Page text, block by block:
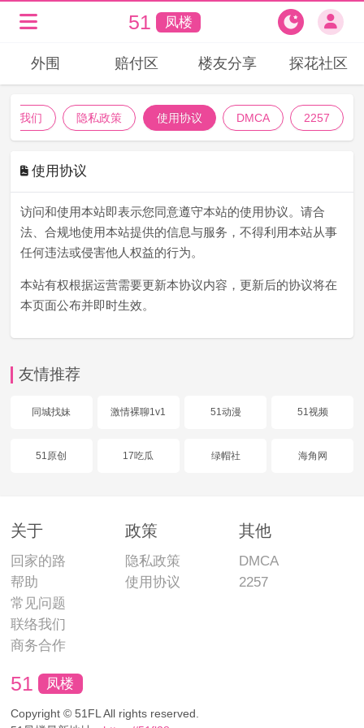
51 凤楼
外围 赔付区 楼友分享 探花社区
络我们 隐私政策 使用协议 DMCA 2257
使用协议
访问和使用本站即表示您同意遵守本站的使用协议。请合
法、合规地使用本站提供的信息与服务，不得利用本站从事
任何违法或侵害他人权益的行为。
本站有权根据运营需要更新本协议内容，更新后的协议将在
本页面公布并即时生效。
友情推荐
同城找妹 激情裸聊1v1 51动漫 51视频
51原创 17吃瓜 绿帽社 海角网
关于
回家的路
帮助
常见问题
联络我们
商务合作
政策
隐私政策
使用协议
其他
DMCA
2257
51 凤楼
Copyright © 51FL All rights reserved.